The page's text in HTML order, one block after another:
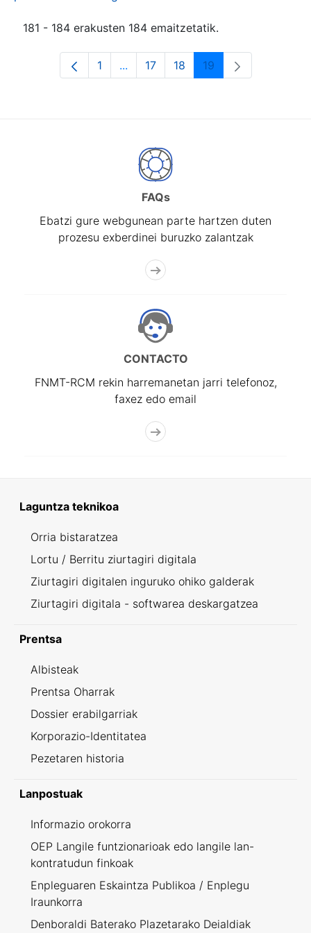
181 - 184 erakusten 184 emaitzetatik.
Orrialdea
1 ...Intermediate Pages Use TAB to
Orrialdea
17 Orrialdea
18 Orrialdea
19
FAQs
Ebatzi gure webgunean parte hartzen duten
prozesu exberdinei buruzko zalantzak
CONTACTO
FNMT-RCM rekin harremanetan jarri telefonoz,
faxez edo email
Laguntza teknikoa
Orria bistaratzea
Lortu / Berritu ziurtagiri digitala
Ziurtagiri digitalen inguruko ohiko galderak
Ziurtagiri digitala - softwarea deskargatzea
Prentsa
Albisteak
Prentsa Oharrak
Dossier erabilgarriak
Korporazio-Identitatea
Pezetaren historia
Lanpostuak
Informazio orokorra
OEP Langile funtzionarioak edo langile lan-
kontratudun finkoak
Enpleguaren Eskaintza Publikoa / Enplegu
Iraunkorra
Denboraldi Baterako Plazetarako Deialdiak